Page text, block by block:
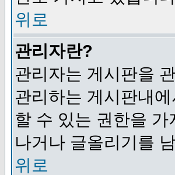
위로
관리자란?
관리자는 게시판을
관리하는 게시판내
할 수 있는 권한을
나거나 글올리기를
위로